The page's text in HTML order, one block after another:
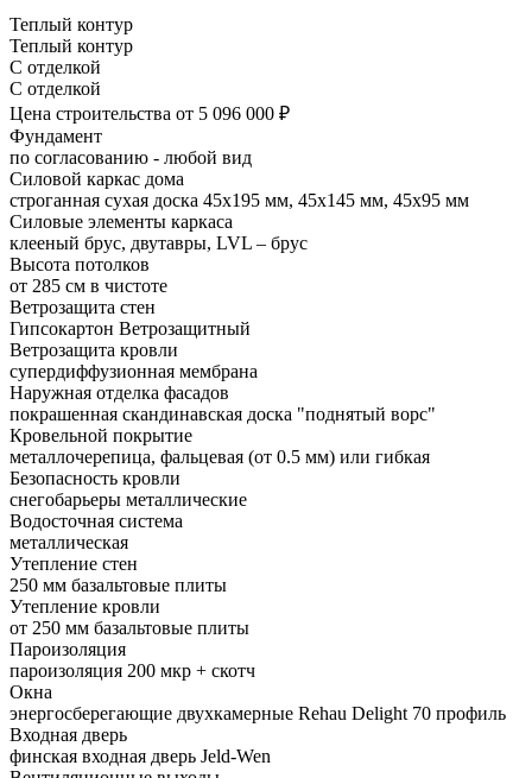
Теплый контур
Теплый контур
С отделкой
С отделкой
Цена строительства от 5 096 000 ₽
Фундамент
по согласованию - любой вид
Силовой каркас дома
строганная сухая доска 45х195 мм, 45х145 мм, 45х95 мм
Силовые элементы каркаса
клееный брус, двутавры, LVL – брус
Высота потолков
от 285 см в чистоте
Ветрозащита стен
Гипсокартон Ветрозащитный
Ветрозащита кровли
супердиффузионная мембрана
Наружная отделка фасадов
покрашенная скандинавская доска "поднятый ворс"
Кровельной покрытие
металлочерепица, фальцевая (от 0.5 мм) или гибкая
Безопасность кровли
снегобарьеры металлические
Водосточная система
металлическая
Утепление стен
250 мм базальтовые плиты
Утепление кровли
от 250 мм базальтовые плиты
Пароизоляция
пароизоляция 200 мкр + скотч
Окна
энергосберегающие двухкамерные Rehau Delight 70 профиль
Входная дверь
финская входная дверь Jeld-Wen